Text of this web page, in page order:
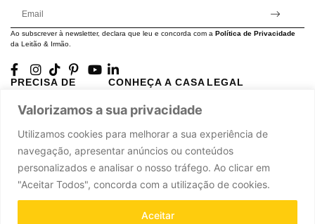
Valorizamos a sua privacidade
Utilizamos cookies para melhorar a sua experiência de
navegação, apresentar anúncios ou conteúdos
personalizados e analisar o nosso tráfego. Ao clicar em
"Aceitar Todos", concorda com a utilização de cookies.
Aceitar
Ao subscrever à newsletter, declara que leu e concorda com a Política de Privacidade
da Leitão & Irmão.
PRECISA DE
A minha conta
Contacte-nos
CONHEÇA A CASA
História
LEGAL
Termos e Condições
Livro de Reclamações